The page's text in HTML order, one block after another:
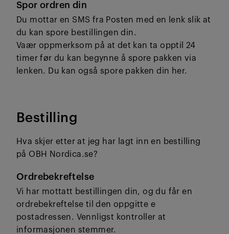
Spor ordren din
Du mottar en SMS fra Posten med en lenk slik at
du kan spore bestillingen din.
Vaær oppmerksom på at det kan ta opptil 24
timer før du kan begynne å spore pakken via
lenken. Du kan også spore pakken din her.
Bestilling
Hva skjer etter at jeg har lagt inn en bestilling
på OBH Nordica.se?
Ordrebekreftelse
Vi har mottatt bestillingen din, og du får en
ordrebekreftelse til den oppgitte e
postadressen. Vennligst kontroller at
informasjonen stemmer.